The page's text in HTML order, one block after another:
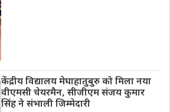
केंद्रीय विद्यालय मेघाहातुबुरु को मिला नया
वीएमसी चेयरमैन, सीजीएम संजय कुमार
सिंह ने संभाली जिम्मेदारी